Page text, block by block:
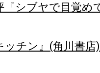
『シブヤで目覚め
ッチン』(角川書